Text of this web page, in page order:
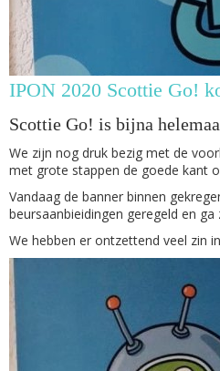
IPON 2020 Scottie Go!
Scottie Go! is bijna
We zijn nog druk bezig met de
met grote stappen de goede kant
Vandaag de banner binnen
beursaanbieidingen geregeld en
We hebben er ontzettend veel zin